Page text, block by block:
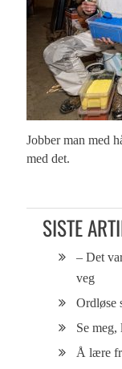
Jobber man med
med det.
SISTE
– Det
veg
Ordløse
Se
Å lære